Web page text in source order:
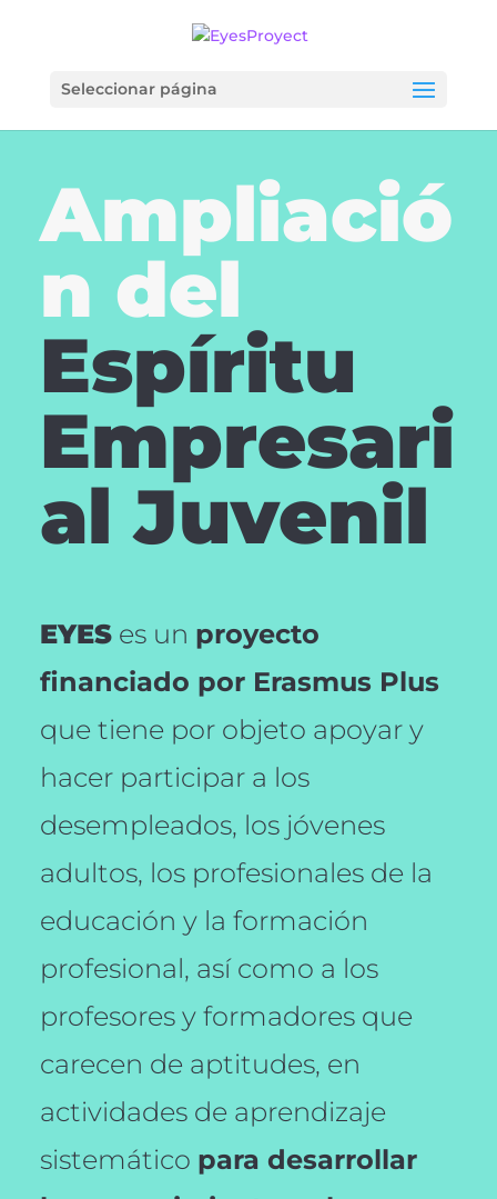
Seleccionar página
Ampliació
n del
Espíritu
Empresari
al Juvenil
EYESes un proyecto
financiado por Erasmus Plus
que tiene por objeto apoyar y
hacer participar a los
desempleados, los jóvenes
adultos, los profesionales de la
educación y la formación
profesional, así como a los
profesores y formadores que
carecen de aptitudes, en
actividades de aprendizaje
sistemático para desarrollar